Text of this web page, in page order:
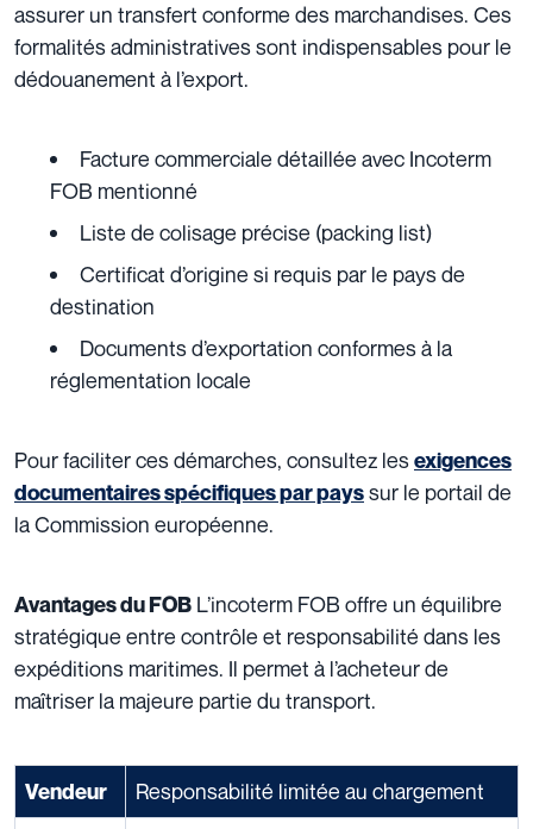
assurer un transfert conforme des marchandises. Ces
formalités administratives sont indispensables pour le
dédouanement à l’export.
Facture commerciale détaillée avec Incoterm
FOB mentionné
Liste de colisage précise (packing list)
Certificat d’origine si requis par le pays de
destination
Documents d’exportation conformes à la
réglementation locale
Pour faciliter ces démarches, consultez lesexigences
documentaires spécifiques par payssur le portail de
la Commission européenne.
Avantages du FOB L’incoterm FOB offre un équilibre
stratégique entre contrôle et responsabilité dans les
expéditions maritimes. Il permet à l’acheteur de
maîtriser la majeure partie du transport.
Vendeur Responsabilité limitée au chargement